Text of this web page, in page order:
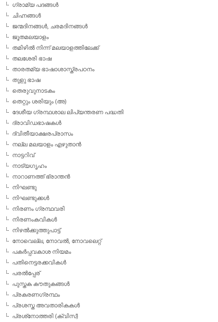
ഗ്രാമ്യ പദങ്ങള്‍
ചിഹ്നങ്ങള്‍
ജന്മദിനങ്ങള്‍, ചരമദിനങ്ങള്‍
ജൂതമലയാളം
തമിഴില്‍ നിന്ന് മലയാളത്തിലേക്ക്
തലശേരി ഭാഷ
താരതമ്യ ഭാഷാശാസ്ത്രപഠനം
തുളു ഭാഷ
തെരുവുനാടകം
തെറ്റും ശരിയും (അ)
ദേശീയ ഗ്രന്ഥശാല ലിപ്യന്തരണ പദ്ധതി
ദ്രാവിഡഭാഷകള്‍
ദ്വിതീയാക്ഷരപ്രാസം
നല്ല മലയാളം എഴുതാന്‍
നാട്ടറിവ്
നാട്യഗൃഹം
നാറാണത്ത് ഭ്രാന്തന്‍
നിഘണ്ടു
നിഘണ്ടുക്കള്‍
നിരണം ഗ്രന്ഥവരി
നിരണംകവികള്‍
നിഴല്‍ക്കുത്തുപാട്ട്
നോവെല്ല, നോവല്‍, നോവലെറ്റ്
പകര്‍പ്പവകാശ നിയമം
പതിനെട്ടരക്കവികള്‍
പരല്‍പ്പേര്
പുസ്തക കൗതുകങ്ങള്‍
പ്രകരണഗ്രന്ഥം
പ്രശസ്ത അവതാരികകള്‍
പ്രശ്‌നോത്തരി (ക്വിസ്)